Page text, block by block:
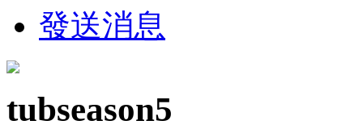
發送消息
tubseason5